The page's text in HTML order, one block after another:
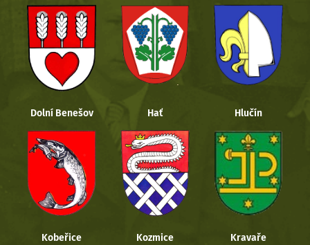
Dolní Benešov Hať Hlučín
Kobeřice Kozmice Kravaře